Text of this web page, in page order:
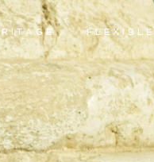
FLEXIBLE